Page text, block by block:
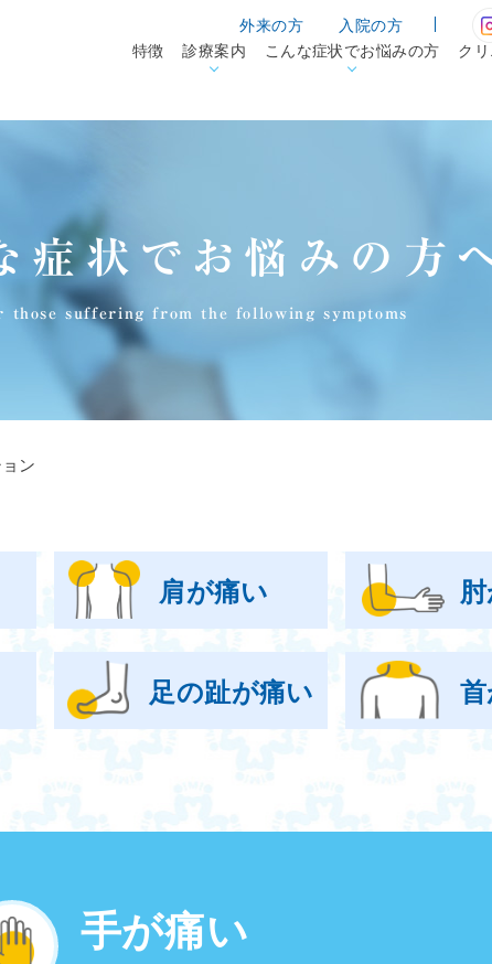
特徴 診療案内 こんな症状でお悩みの方 ク
外来の方 入院の方
症状でお悩みの方
those suffering from the following symptoms
ン
肩が痛い
足の趾が痛い
手が痛い